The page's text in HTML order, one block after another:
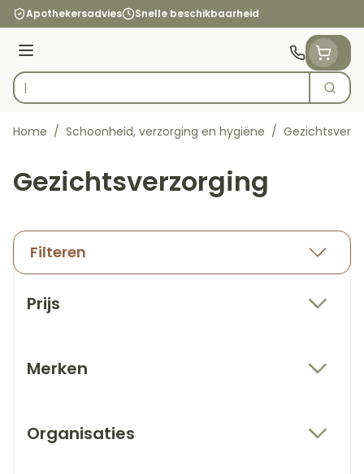
Ga naar de inhoud
Apothekersadvies Snelle beschikbaarheid
Menu
Product, merk, categorie...
Zoek
Home / Schoonheid, verzorging en hygiëne /
Gezichtsverzorging
Filteren
Prijs
Merken
Organisaties